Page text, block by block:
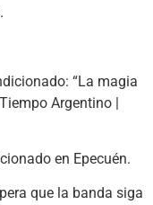
en Epecuén.
que la banda siga